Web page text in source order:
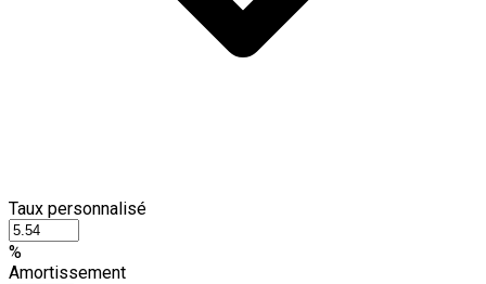
Taux personnalisé
%
Amortissement